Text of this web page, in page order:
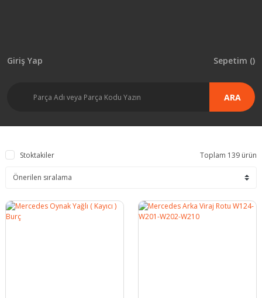
ARA
Giriş Yap Sepetim ()
Stoktakiler Toplam 139 ürün